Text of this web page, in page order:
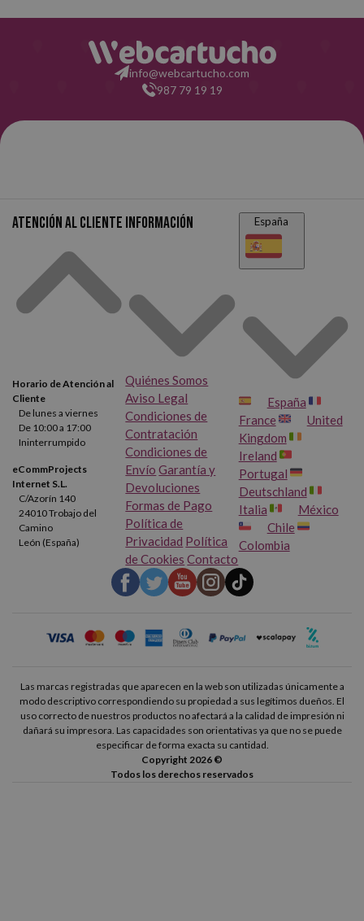
HP Deskjet 2545 HP Deskjet 2545 Gray
HP Deskjet 2546 HP Deskjet 2547
HP Deskjet 2549 HP Deskjet 2550
HP Deskjet 3052
HP Deskjet 3052 A
HP Deskjet 3055 A
HP Deskjet 3057 A
HP Deskjet 3059 A HP Envy 4500
HP Envy 4501 HP Envy 4502
HP Envy 4503 HP Envy 4504
HP Envy 4505 HP Envy 4506
HP Envy 4507 HP Envy 4508
HP Envy 5534
HP Envy 5536 HP Envy 5539
HP Officejet 2620 HP Officejet 2622
HP Officejet 2624 HP Officejet 4630
info@webcartucho.com
987 79 19 19
Atención al cliente
Horario de Atención al
Cliente
De lunes a viernes
De 10:00 a 17:00
Ininterrumpido
eCommProjects
Internet S.L.
C/Azorín 140
24010 Trobajo del
Camino
León (España)
Información
Quiénes Somos
Aviso Legal
Condiciones de
Contratación
Condiciones de
Envío Garantía y
Devoluciones
Formas de Pago
Política de
Privacidad Política
de Cookies Contacto
España
España
France
United
Kingdom
Ireland
Portugal
Deutschland
Italia
México
Chile
Colombia
Las marcas registradas que aparecen en la web son utilizadas únicamente a
modo descriptivo correspondiendo su propiedad a sus legítimos dueños. El
uso correcto de nuestros productos no afectará a la calidad de impresión ni
dañará su impresora. Las capacidades son orientativas ya que no se puede
especificar de forma exacta su cantidad.
Copyright 2026 ©
Todos los derechos reservados